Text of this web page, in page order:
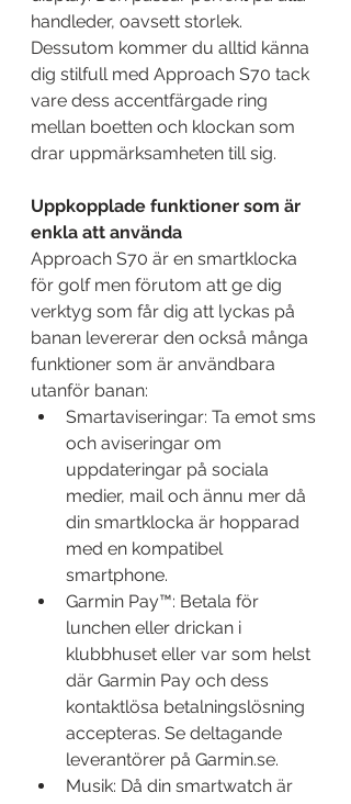
handleder, oavsett storlek.
Dessutom kommer du alltid känna
dig stilfull med Approach S70 tack
vare dess accentfärgade ring
mellan boetten och klockan som
drar uppmärksamheten till sig.
Uppkopplade funktioner som är
enkla att använda
Approach S70 är en smartklocka
för golf men förutom att ge dig
verktyg som får dig att lyckas på
banan levererar den också många
funktioner som är användbara
utanför banan:
Smartaviseringar: Ta emot sms
och aviseringar om
uppdateringar på sociala
medier, mail och ännu mer då
din smartklocka är hopparad
med en kompatibel
smartphone.
Garmin Pay™: Betala för
lunchen eller drickan i
klubbhuset eller var som helst
där Garmin Pay och dess
kontaktlösa betalningslösning
accepteras. Se deltagande
leverantörer på Garmin.se.
Musik: Då din smartwatch är